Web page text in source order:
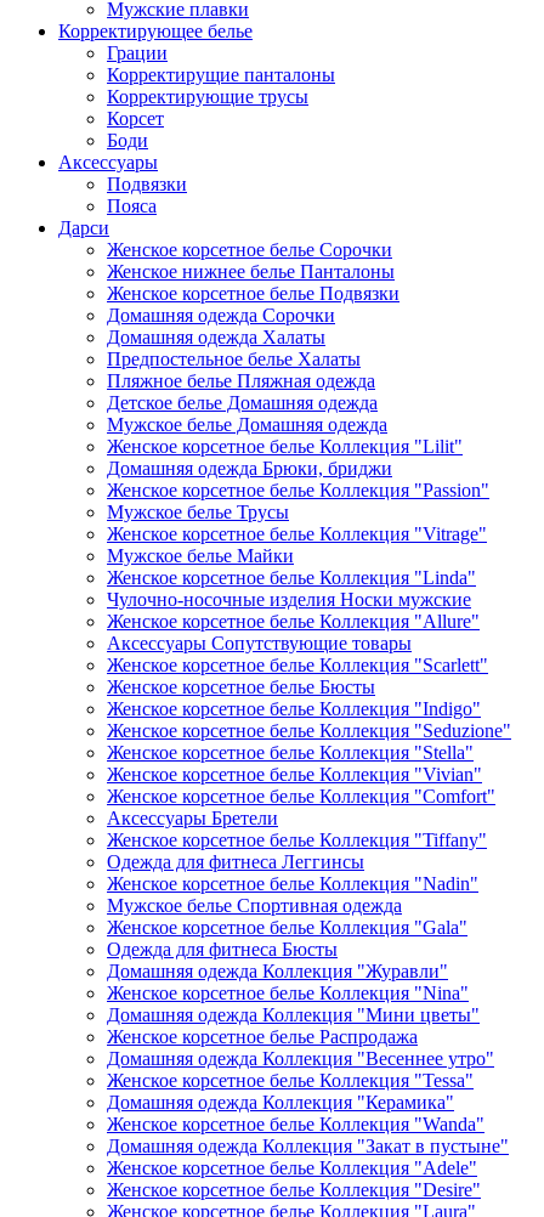
Мужские плавки
Корректирующее белье
Грации
Корректирущие панталоны
Корректирующие трусы
Корсет
Боди
Аксессуары
Подвязки
Пояса
Дарси
Женское корсетное белье Сорочки
Женское нижнее белье Панталоны
Женское корсетное белье Подвязки
Домашняя одежда Сорочки
Домашняя одежда Халаты
Предпостельное белье Халаты
Пляжное белье Пляжная одежда
Детское белье Домашняя одежда
Мужское белье Домашняя одежда
Женское корсетное белье Коллекция "Lilit"
Домашняя одежда Брюки, бриджи
Женское корсетное белье Коллекция "Passion"
Мужское белье Трусы
Женское корсетное белье Коллекция "Vitrage"
Мужское белье Майки
Женское корсетное белье Коллекция "Linda"
Чулочно-носочные изделия Носки мужские
Женское корсетное белье Коллекция "Allure"
Аксессуары Сопутствующие товары
Женское корсетное белье Коллекция "Scarlett"
Женское корсетное белье Бюсты
Женское корсетное белье Коллекция "Indigo"
Женское корсетное белье Коллекция "Seduzione"
Женское корсетное белье Коллекция "Stella"
Женское корсетное белье Коллекция "Vivian"
Женское корсетное белье Коллекция "Comfort"
Аксессуары Бретели
Женское корсетное белье Коллекция "Tiffany"
Одежда для фитнеса Леггинсы
Женское корсетное белье Коллекция "Nadin"
Мужское белье Спортивная одежда
Женское корсетное белье Коллекция "Gala"
Одежда для фитнеса Бюсты
Домашняя одежда Коллекция "Журавли"
Женское корсетное белье Коллекция "Nina"
Домашняя одежда Коллекция "Мини цветы"
Женское корсетное белье Распродажа
Домашняя одежда Коллекция "Весеннее утро"
Женское корсетное белье Коллекция "Tessa"
Домашняя одежда Коллекция "Керамика"
Женское корсетное белье Коллекция "Wanda"
Домашняя одежда Коллекция "Закат в пустыне"
Женское корсетное белье Коллекция "Adele"
Женское корсетное белье Коллекция "Desire"
Женское корсетное белье Коллекция "Laura"